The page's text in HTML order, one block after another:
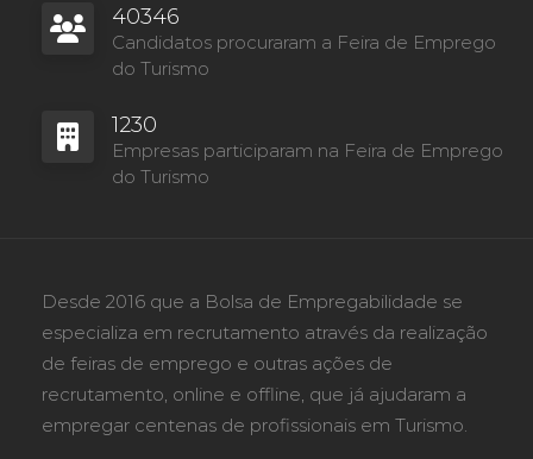
40346
Candidatos procuraram a Feira de Emprego
do Turismo
1230
Empresas participaram na Feira de Emprego
do Turismo
Desde 2016 que a Bolsa de Empregabilidade se
especializa em recrutamento através da realização
de feiras de emprego e outras ações de
recrutamento, online e offline, que já ajudaram a
empregar centenas de profissionais em Turismo.